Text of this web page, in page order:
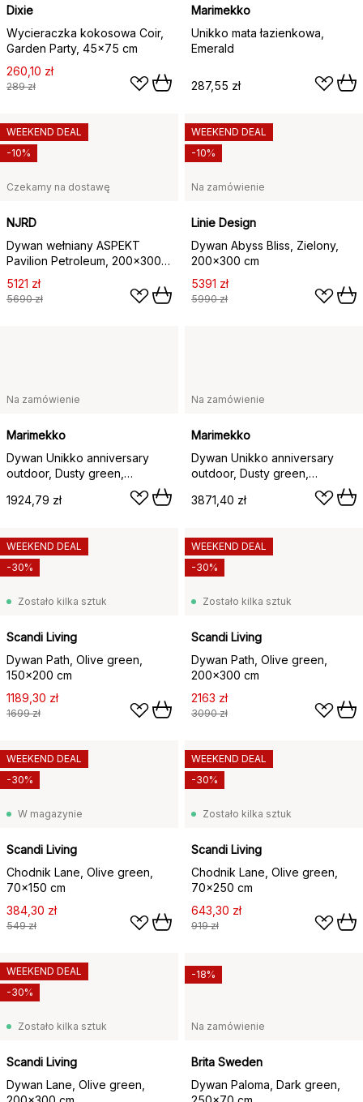
Dixie
Wycieraczka kokosowa Coir,
Garden Party, 45x75 cm
260,10 zł
289 zł
Marimekko
Unikko mata łazienkowa,
Emerald
287,55 zł
Czekamy na dostawę
NJRD
Dywan wełniany ASPEKT
Pavilion Petroleum, 200x300
cm
5121 zł
5690 zł
WEEKEND DEAL
-10%
Na zamówienie
Linie Design
Dywan Abyss Bliss, Zielony,
200x300 cm
5391 zł
5990 zł
WEEKEND DEAL
-10%
Na zamówienie
Marimekko
Dywan Unikko anniversary
outdoor, Dusty green,
1924,79 zł
Na zamówienie
Marimekko
Dywan Unikko anniversary
outdoor, Dusty green,
3871,40 zł
Zostało kilka sztuk
Scandi Living
Dywan Path, Olive green,
150x200 cm
1189,30 zł
1699 zł
WEEKEND DEAL
-30%
Zostało kilka sztuk
Scandi Living
Dywan Path, Olive green,
200x300 cm
2163 zł
3090 zł
WEEKEND DEAL
-30%
W magazynie
Scandi Living
Chodnik Lane, Olive green,
70x150 cm
384,30 zł
549 zł
WEEKEND DEAL
-30%
Zostało kilka sztuk
Scandi Living
Chodnik Lane, Olive green,
70x250 cm
643,30 zł
919 zł
WEEKEND DEAL
-30%
Zostało kilka sztuk
Scandi Living
Dywan Lane, Olive green,
WEEKEND DEAL
-30%
Na zamówienie
Brita Sweden
Dywan Paloma, Dark green,
-18%